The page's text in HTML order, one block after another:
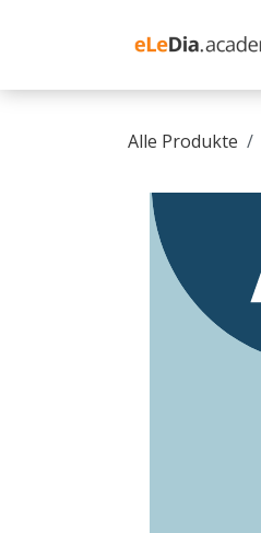
Alle Produkte